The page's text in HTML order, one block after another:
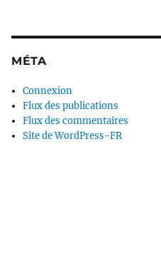
MÉTA
Connexion
Flux des publications
Flux des commentaires
Site de WordPress-FR